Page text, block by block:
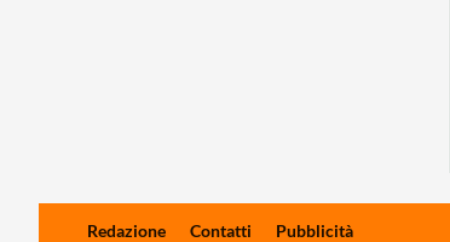
Redazione Contatti Pubblicità